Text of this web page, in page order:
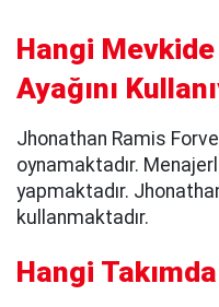
Hangi
Ayağını
Jhonathan Ramis
oynamaktadır.
yapmaktadır.
kullanmaktadır.
Hangi